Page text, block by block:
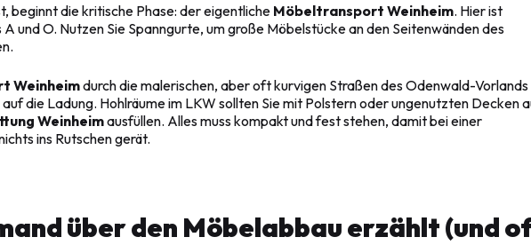
beginnt die kritische Phase: der eigentliche Möbeltransport Weinheim. Hier ist
und O. Nutzen Sie Spanngurte, um große Möbelstücke an den Seitenwänden des
Weinheimdurch die malerischen, aber oft kurvigen Straßen des Odenwald-Vorlands
die Ladung. Hohlräume im LKW sollten Sie mit Polstern oder ungenutzten Decken
Weinheimausfüllen. Alles muss kompakt und fest stehen, damit bei einer
ins Rutschen gerät.
über den Möbelabbau erzählt (und